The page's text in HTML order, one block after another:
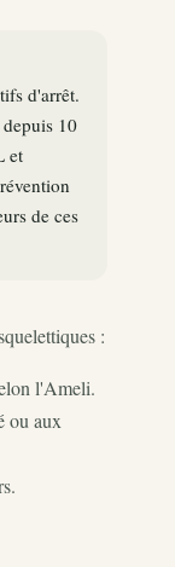
d'arrêt.
10
et
de ces
:
l'Ameli.
ou aux